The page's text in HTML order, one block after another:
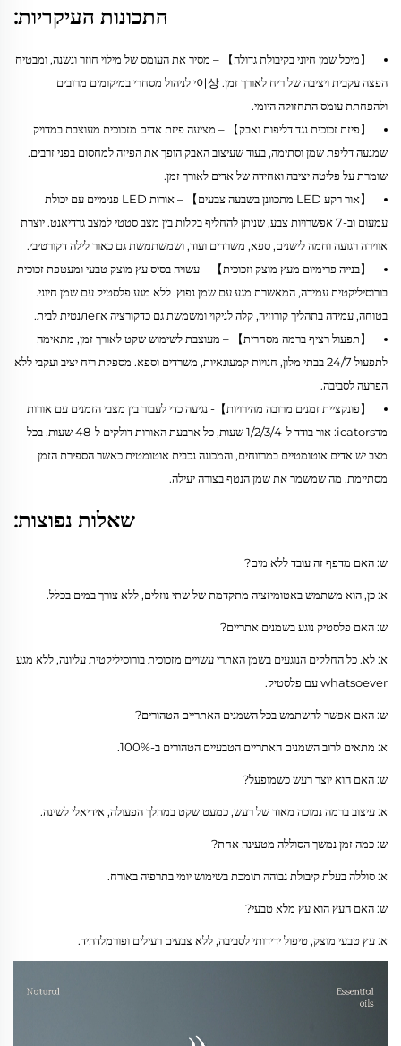
התכונות העיקריות:
【מיכל שמן חיוני בקיבולת גדולה】 – מסיר את העומס של מילוי חוזר ונשנה, ומבטיח
הפצה עקבית ויציבה של ריח לאורך זמן. 이상י לניהול מסחרי במיקומים מרובים
ולהפחתת עומס התחזוקה היומי.
【פיזת זכוכית נגד דליפות ואבק】 – מציעה פיזת אדים מזכוכית מעוצבת במדויק
שמנעה דליפת שמן וסתימה, בעוד שעיצוב האבק הופך את הפיזה למחסום בפני זרבים.
שומרת על פליטה יציבה ואחידה של אדים לאורך זמן.
【אור רקע LED מתכוונן בשבעה צבעים】 – אורות LED פנימיים עם יכולת
עמעום וב-7 אפשרויות צבע, שניתן להחליף בקלות בין מצב סטטי למצב גרדיאנט. יוצרת
אווירה רגועה וחמה לישנים, ספא, משרדים ועוד, ושמשתמשת גם כאור לילה דקורטיבי.
【בנייה פרימיום מעץ מוצק וזכוכית】 – עשויה בסיס עץ מוצק טבעי ומעטפת זכוכית
בורוסיליקטית עמידה, המאשרת מגע עם שמן נפוץ. ללא מגע פלסטיק עם שמן חיוני.
בטוחה, עמידה בתהליך קורוזיה, קלה לניקוי ומשמשת גם כדקורציה אлегנטית לבית.
【תפעול רציף ברמה מסחרית】 – מעוצבת לשימוש שקט לאורך זמן, מתאימה
לתפעול 24/7 בבתי מלון, חנויות קמעונאיות, משרדים וספא. מספקת ריח יציב ועקבי ללא
הפרעה לסביבה.
【פונקציית זמנים מרובה מהירויות】- נגיעה כדי לעבור בין מצבי הזמנים עם אורות
מדicators: אור בודד ל-1/2/3/4 שעות, כל ארבעת האורות דולקים ל-48 שעות. בכל
מצב יש אדים אוטומטיים במרווחים, והמכונה נכבית אוטומטית כאשר הספירת הזמן
מסתיימת, מה שמשמר את שמן הנטף בצורה יעילה.
שאלות נפוצות:
ש: האם מדפף זה עובד ללא מים?
א: כן, הוא משתמש באטומיזציה מתקדמת של שתי נוזלים, ללא צורך במים בכלל.
ש: האם פלסטיק נוגע בשמנים אתריים?
א: לא. כל החלקים הנוגעים בשמן האתרי עשויים מזכוכית בורוסיליקטית עליונה, ללא מגע
whatsoever עם פלסטיק.
ש: האם אפשר להשתמש בכל השמנים האתריים הטהורים?
א: מתאים לרוב השמנים האתריים הטבעיים הטהורים ב-100%.
ש: האם הוא יוצר רעש כשמופעל?
א: עיצוב ברמה נמוכה מאוד של רעש, כמעט שקט במהלך הפעולה, אידיאלי לשינה.
ש: כמה זמן נמשך הסוללה מטעינה אחת?
א: סוללה בעלת קיבולת גבוהה תומכת בשימוש יומי בתרפיה באורח.
ש: האם העץ הוא עץ מלא טבעי?
א: עץ טבעי מוצק, טיפול ידידותי לסביבה, ללא צבעים רעילים ופורמלדהיד.